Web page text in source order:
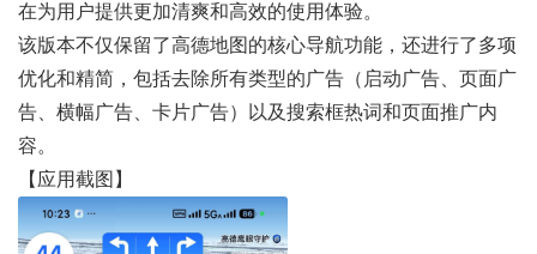
在为用户提供更加清爽和高效的使用体验。
该版本不仅保留了高德地图的核心导航功能，还进行了多项
优化和精简，包括去除所有类型的广告（启动广告、页面广
告、横幅广告、卡片广告）以及搜索框热词和页面推广内
容。
【应用截图】